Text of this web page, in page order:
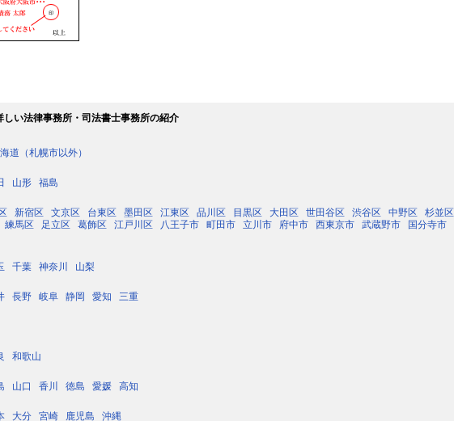
しい法律事務所・司法書士事務所の紹介
道（札幌市以外）
山形
福島
新宿区 文京区 台東区 墨田区 江東区 品川区 目黒区 大田区 世田谷区 渋谷区 中野区 杉並区
練馬区 足立区 葛飾区 江戸川区 八王子市 町田市 立川市 府中市 西東京市 武蔵野市 国分寺市
千葉 神奈川
山梨
長野 岐阜 静岡 愛知
三重
和歌山
山口 香川 徳島 愛媛
高知
大分 宮崎 鹿児島 沖縄